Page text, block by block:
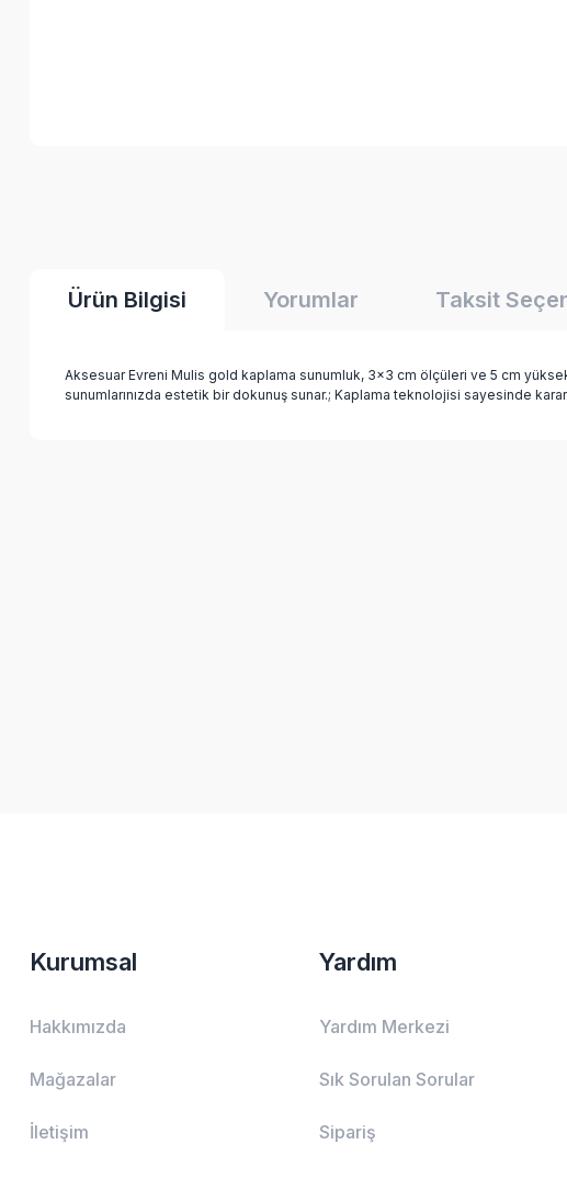
Ürün Bilgisi Yorumlar Taksit
Aksesuar Evreni Mulis gold kaplama sunumluk, 3x3 cm ölçüleri ve 5 cm
sunumlarınızda estetik bir dokunuş sunar.; Kaplama teknolojisi sayesinde
Kurumsal
Hakkımızda
Mağazalar
İletişim
Yardım
Yardım Merkezi
Sık Sorulan Sorular
Sipariş